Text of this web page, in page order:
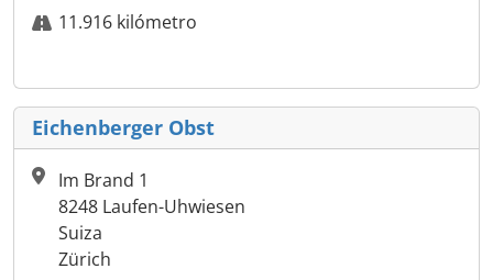
11.916 kilómetro
Eichenberger Obst
Im Brand 1
8248 Laufen-Uhwiesen
Suiza
Zürich